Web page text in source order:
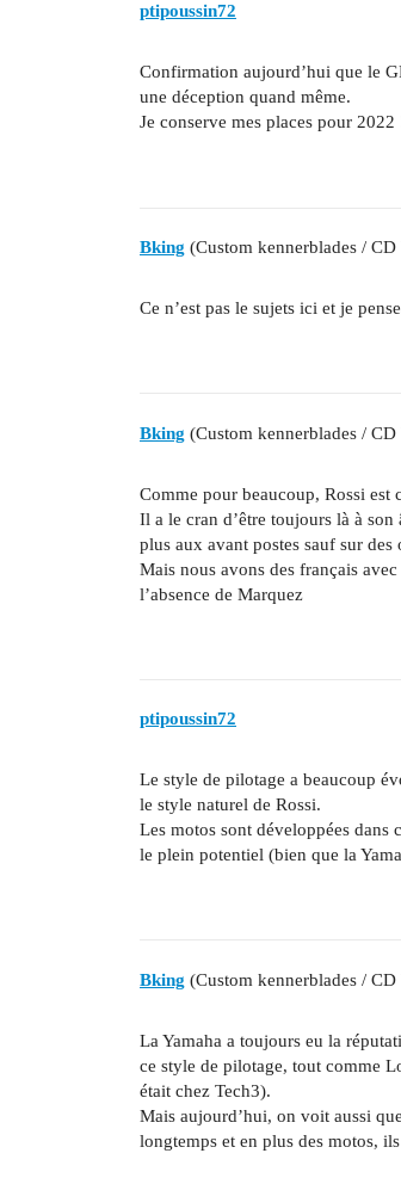
ptipoussin72
Confirmation aujourd’hui que le
une déception quand même.
Je conserve mes places pour 2022
Bking (Custom kennerblades /
Ce n’est pas le sujets ici et je
Bking (Custom kennerblades /
Comme pour beaucoup, Rossi est
Il a le cran d’être toujours là à
plus aux avant postes sauf sur des
Mais nous avons des français
l’absence de Marquez
ptipoussin72
Le style de pilotage a beaucoup
le style naturel de Rossi.
Les motos sont développées dans
le plein potentiel (bien que la
Bking (Custom kennerblades /
La Yamaha a toujours eu la
ce style de pilotage, tout comme
était chez Tech3).
Mais aujourd’hui, on voit aussi
longtemps et en plus des motos,